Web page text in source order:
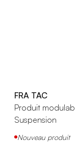
FRA TAC
Produit
Suspension
Nouveau produit